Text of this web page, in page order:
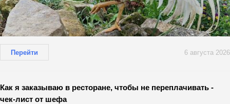
Перейти 6 августа 2026
Как я заказываю в ресторане, чтобы не переплачивать -
чек-лист от шефа